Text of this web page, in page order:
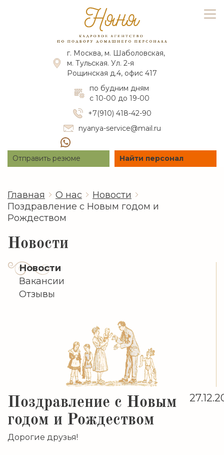
г. Москва, м. Шаболовская,
м. Тульская. Ул. 2-я
Рощинская д.4, офис 417
по будним дням
с 10-00 до 19-00
+7(910) 418-42-90
nyanya-service@mail.ru
Отправить резюме Найти персонал
Главная О нас
Новости
Поздравление с Новым годом и
Рождеством
Новости
Новости
Вакансии
Отзывы
Поздравление с Новым
годом и Рождеством
Дорогие друзья!